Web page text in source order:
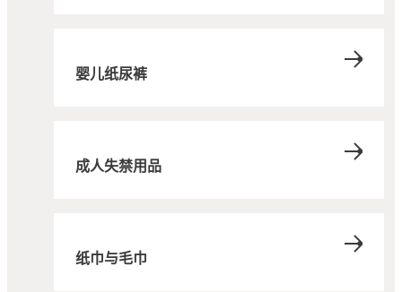
婴儿纸尿裤
成人失禁用品
纸巾与毛巾